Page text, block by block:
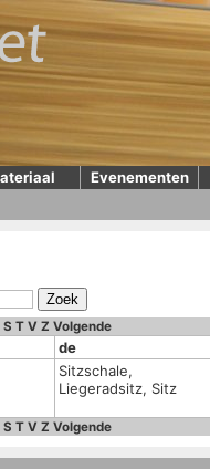
Evenementen
S T V Z Volgende
de
Sitzschale,
Liegeradsitz, Sitz
S T V Z Volgende